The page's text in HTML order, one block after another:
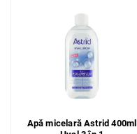
Apă micelară Astrid 400ml